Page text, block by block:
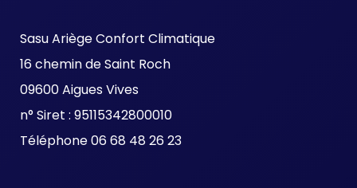
Sasu Ariège Confort Climatique
16 chemin de Saint Roch
09600 Aigues Vives
n° Siret : 95115342800010
Téléphone 06 68 48 26 23